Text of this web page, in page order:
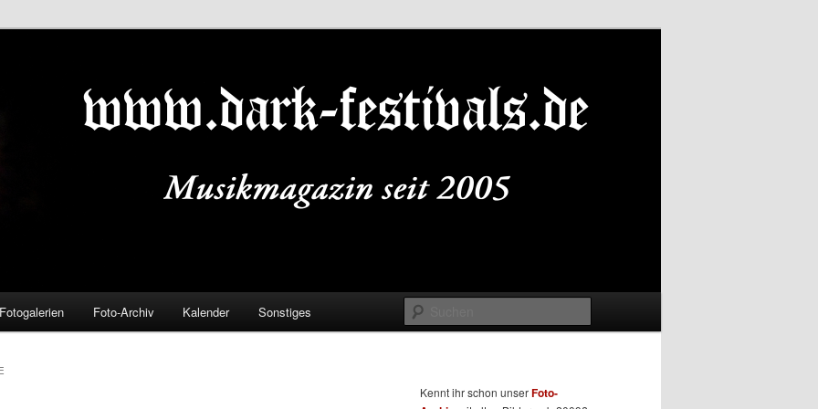
Fotogalerien Foto-Archiv Kalender Sonstiges
Kennt ihr schon unserFoto-